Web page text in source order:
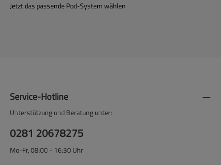
Jetzt das passende Pod-System wählen
Service-Hotline
Unterstützung und Beratung unter:
0281 20678275
Mo-Fr, 08:00 - 16:30 Uhr